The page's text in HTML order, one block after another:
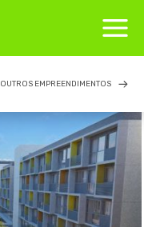
OUTROS EMPREENDIMENTOS